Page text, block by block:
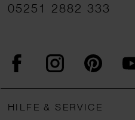
05251 2882 333
FacebookInstagram
HILFE & SERVICE